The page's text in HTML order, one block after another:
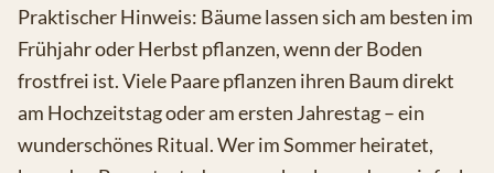
Praktischer Hinweis: Bäume lassen sich am besten im
Frühjahr oder Herbst pflanzen, wenn der Boden
frostfrei ist. Viele Paare pflanzen ihren Baum direkt
am Hochzeitstag oder am ersten Jahrestag – ein
wunderschönes Ritual. Wer im Sommer heiratet,